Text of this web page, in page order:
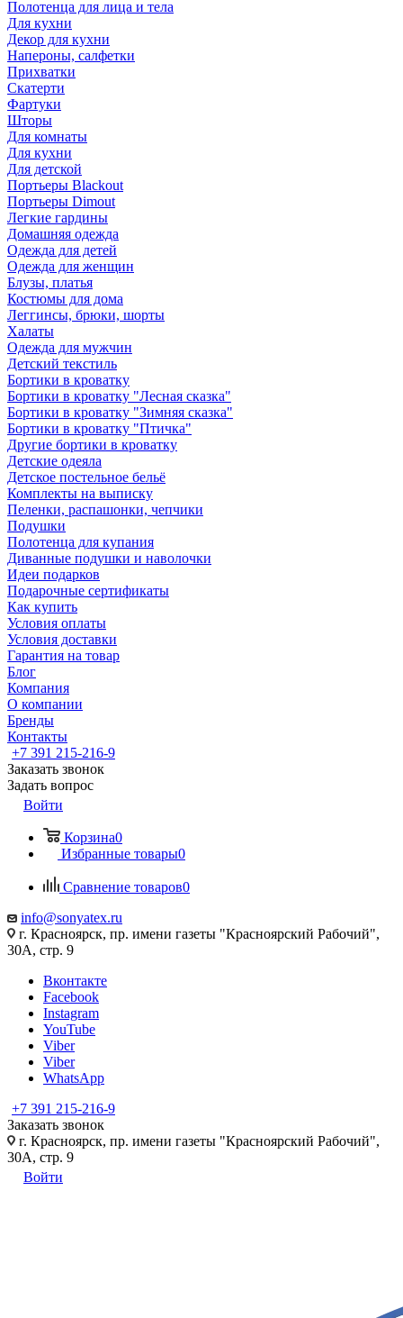
Полотенца для лица и тела
Для кухни
Декор для кухни
Напероны, салфетки
Прихватки
Скатерти
Фартуки
Шторы
Для комнаты
Для кухни
Для детской
Портьеры Blackout
Портьеры Dimout
Легкие гардины
Домашняя одежда
Одежда для детей
Одежда для женщин
Блузы, платья
Костюмы для дома
Леггинсы, брюки, шорты
Халаты
Одежда для мужчин
Детский текстиль
Бортики в кроватку
Бортики в кроватку "Лесная сказка"
Бортики в кроватку "Зимняя сказка"
Бортики в кроватку "Птичка"
Другие бортики в кроватку
Детские одеяла
Детское постельное бельё
Комплекты на выписку
Пеленки, распашонки, чепчики
Подушки
Полотенца для купания
Диванные подушки и наволочки
Идеи подарков
Подарочные сертификаты
Как купить
Условия оплаты
Условия доставки
Гарантия на товар
Блог
Компания
О компании
Бренды
Контакты
+7 391 215-216-9
Заказать звонок
Задать вопрос
Войти
Корзина0
Избранные товары0
Сравнение товаров0
info@sonyatex.ru
г. Красноярск, пр. имени газеты "Красноярский Рабочий",
30А, стр. 9
Вконтакте
Facebook
Instagram
YouTube
Viber
Viber
WhatsApp
+7 391 215-216-9
Заказать звонок
г. Красноярск, пр. имени газеты "Красноярский Рабочий",
30А, стр. 9
Войти